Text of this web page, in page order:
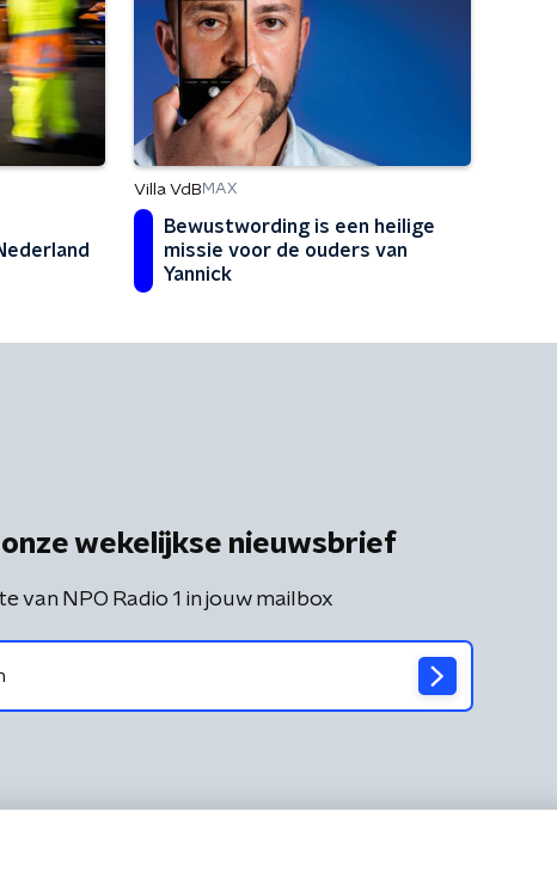
Villa VdB MAX
Bewustwording is een heilige
missie voor de ouders van
Yannick
wekelijkse nieuwsbrief
van NPO Radio 1 in jouw mailbox